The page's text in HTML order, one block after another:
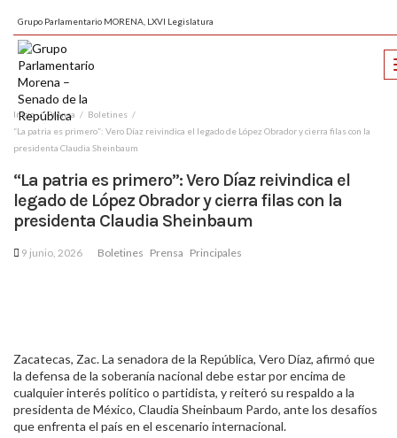
Grupo Parlamentario MORENA, LXVI Legislatura
Inicio Prensa
Boletines
“La patria es primero”: Vero Díaz reivindica el legado de López Obrador y cierra filas con la
presidenta Claudia Sheinbaum
“La patria es primero”: Vero Díaz reivindica el
legado de López Obrador y cierra filas con la
presidenta Claudia Sheinbaum
9 junio, 2026 Boletines Prensa Principales
Zacatecas, Zac. La senadora de la República, Vero Díaz, afirmó que
la defensa de la soberanía nacional debe estar por encima de
cualquier interés político o partidista, y reiteró su respaldo a la
presidenta de México, Claudia Sheinbaum Pardo, ante los desafíos
que enfrenta el país en el escenario internacional.